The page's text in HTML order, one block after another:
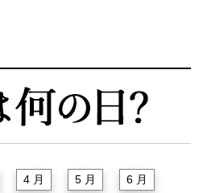
4 月 5 月 6 月